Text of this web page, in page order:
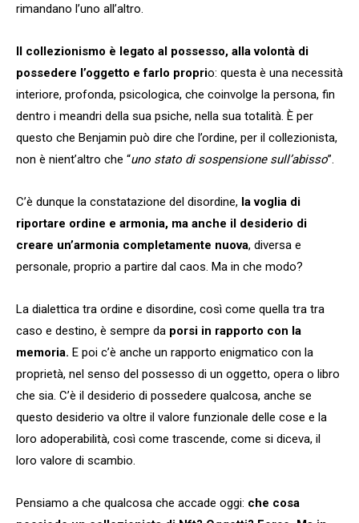
rimandano l’uno all’altro.
Il collezionismo è legato al possesso, alla volontà di
possedere l’oggetto e farlo proprio: questa è una necessità
interiore, profonda, psicologica, che coinvolge la persona, fin
dentro i meandri della sua psiche, nella sua totalità. È per
questo che Benjamin può dire che l’ordine, per il collezionista,
non è nient’altro che “uno stato di sospensione sull’abisso”.
C’è dunque la constatazione del disordine, la voglia di
riportare ordine e armonia, ma anche il desiderio di
creare un’armonia completamente nuova, diversa e
personale, proprio a partire dal caos. Ma in che modo?
La dialettica tra ordine e disordine, così come quella tra tra
caso e destino, è sempre da porsi in rapporto con la
memoria. E poi c’è anche un rapporto enigmatico con la
proprietà, nel senso del possesso di un oggetto, opera o libro
che sia. C’è il desiderio di possedere qualcosa, anche se
questo desiderio va oltre il valore funzionale delle cose e la
loro adoperabilità, così come trascende, come si diceva, il
loro valore di scambio.
Pensiamo a che qualcosa che accade oggi: che cosa